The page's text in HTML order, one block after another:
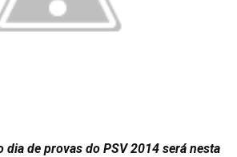
dia de provas do PSV 2014 será nesta